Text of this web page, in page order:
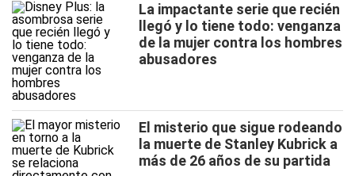
La impactante serie que recién
llegó y lo tiene todo: venganza
de la mujer contra los hombres
abusadores
El misterio que sigue rodeando
la muerte de Stanley Kubrick a
más de 26 años de su partida